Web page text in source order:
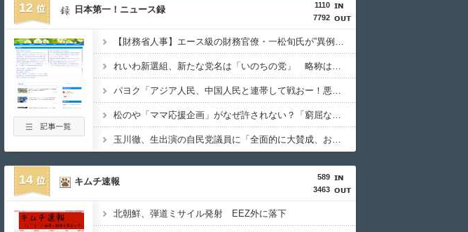
12
1110
7792
日本第一！ニュース録
【財務省人事】エース級の財務官僚・一松旬氏が”異例転出”へ 官邸幹部「協力的でなかったから」
れいわ新選組、新たな党名は「いのちの党」 略称は「いのち」
パヨク「アジア人民、中国人民と連帯して戦おー！悪政高市を打倒するぞー！」
松のや「ママ応援企画」がなぜ許されない？「窮屈な世の中」に住む不幸、「尊重し合える社会」は遠ざかる一方 石原壮一郎氏
玉川徹、生出演の自民党議員に「全面的に大賛成、おっしゃる通り」 消費減税への主張めぐり
14
589
3463
キムチ速報
北朝鮮、弾道ミサイル発射 EEZ外に落下